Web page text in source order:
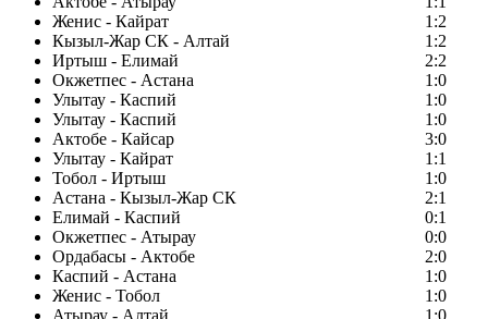
Женис - Кайрат
1:2
Кызыл-Жар СК - Алтай
1:2
Иртыш - Елимай
2:2
Окжетпес - Астана
1:0
Улытау - Каспий
1:0
Улытау - Каспий
1:0
Актобе - Кайсар
3:0
Улытау - Кайрат
1:1
Тобол - Иртыш
1:0
Астана - Кызыл-Жар СК
2:1
Елимай - Каспий
0:1
Окжетпес - Атырау
0:0
Ордабасы - Актобе
2:0
Каспий - Астана
1:0
Женис - Тобол
1:0